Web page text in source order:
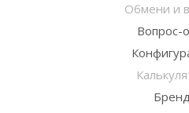
Обмени и
Вопрос-